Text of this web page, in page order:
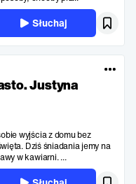
Słuchaj
Justyna
wyjścia z domu bez
Dziś śniadania jemy na
w kawiarni. ...